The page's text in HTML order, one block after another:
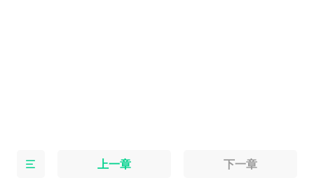
上一章 下一章